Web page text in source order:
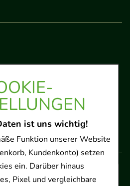
ist uns wichtig!
Funktion unserer Website
Kundenkonto) setzen
ein. Darüber hinaus
Pixel und vergleichbare